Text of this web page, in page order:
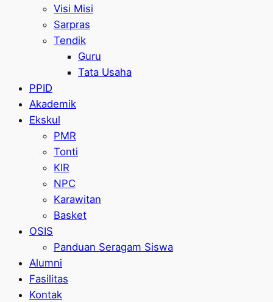
Visi Misi
Sarpras
Tendik
Guru
Tata Usaha
PPID
Akademik
Ekskul
PMR
Tonti
KIR
NPC
Karawitan
Basket
OSIS
Panduan Seragam Siswa
Alumni
Fasilitas
Kontak